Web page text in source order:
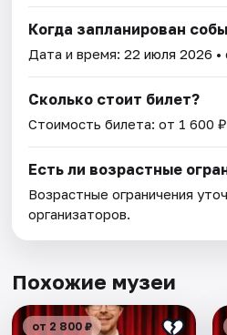
Когда запланирован
Дата и время:22 июля 2026 •
Сколько стоит билет?
Стоимость билета: от 1 600
Есть ли возрастные
Возрастные ограничения
организаторов.
Похожие музеи
от 2 800 ₽